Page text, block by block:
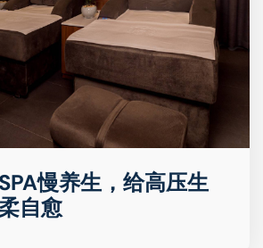
慢养生，给高压生
自愈